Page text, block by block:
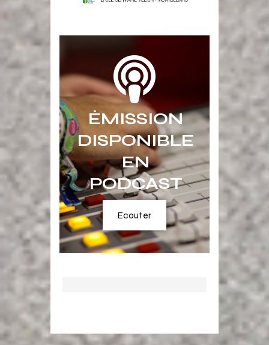
ÉMISSION
DISPONIBLE
EN
PODCAST
Ecouter